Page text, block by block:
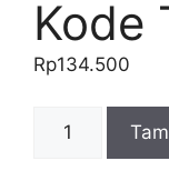
Kode
Rp134.500
Kuantitas